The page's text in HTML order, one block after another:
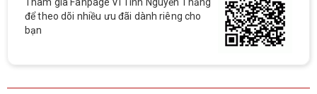
để theo dõi nhiều ưu đãi dành riêng cho
bạn